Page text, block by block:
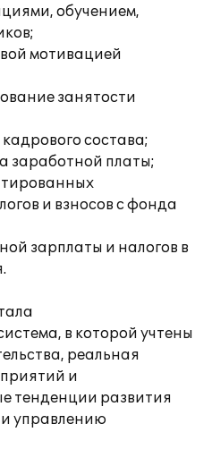
обучением,
мотивацией
занятости
состава;
заработной платы;
и взносов с фонда
зарплаты и налогов в
в которой учтены
реальная
и
тенденции развития
управлению